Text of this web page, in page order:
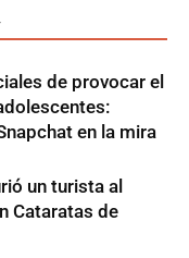
de provocar el
en la mira
un turista al
Cataratas de